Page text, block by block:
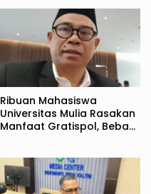
Ribuan Mahasiswa
Universitas Mulia Rasakan
Manfaat Gratispol, Beban